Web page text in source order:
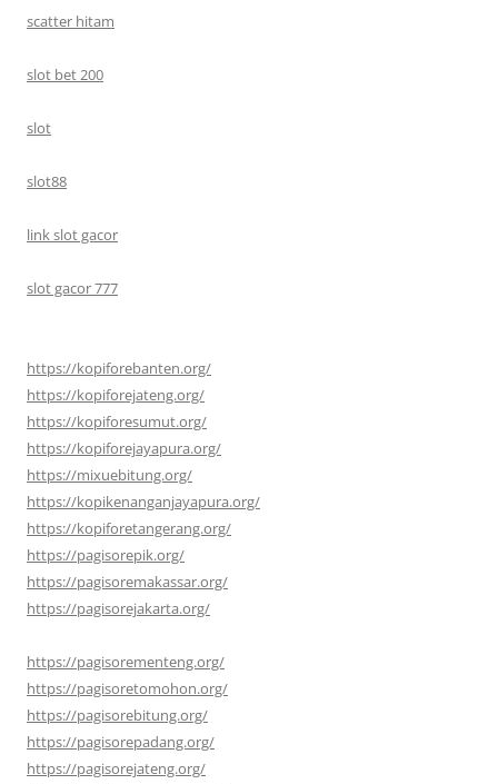
scatter hitam
slot bet 200
slot
slot88
link slot gacor
slot gacor 777
https://kopiforebanten.org/
https://kopiforejateng.org/
https://kopiforesumut.org/
https://kopiforejayapura.org/
https://mixuebitung.org/
https://kopikenanganjayapura.org/
https://kopiforetangerang.org/
https://pagisorepik.org/
https://pagisoremakassar.org/
https://pagisorejakarta.org/
https://pagisorementeng.org/
https://pagisoretomohon.org/
https://pagisorebitung.org/
https://pagisorepadang.org/
https://pagisorejateng.org/